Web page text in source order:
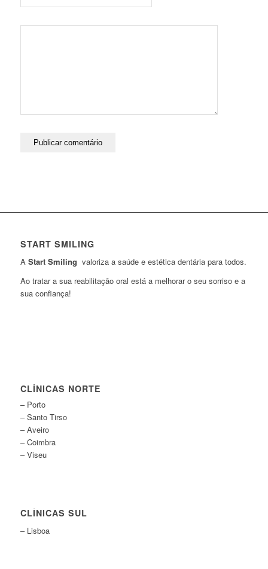
START SMILING
A Start Smiling valoriza a saúde e estética dentária para todos.
Ao tratar a sua reabilitação oral está a melhorar o seu sorriso e a
sua confiança!
CLÍNICAS NORTE
– Porto
– Santo Tirso
– Aveiro
– Coimbra
– Viseu
CLÍNICAS SUL
– Lisboa